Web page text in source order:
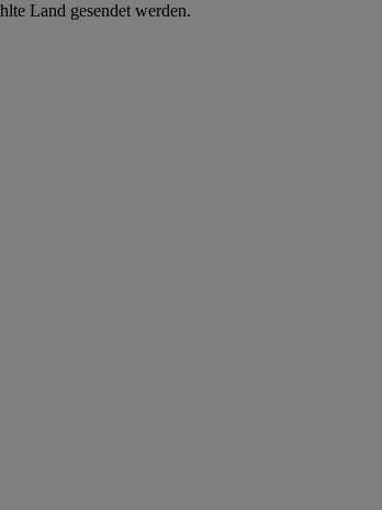
Land gesendet werden.